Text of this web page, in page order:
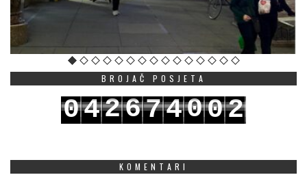
BROJAČ POSJETA
042674002
KOMENTARI